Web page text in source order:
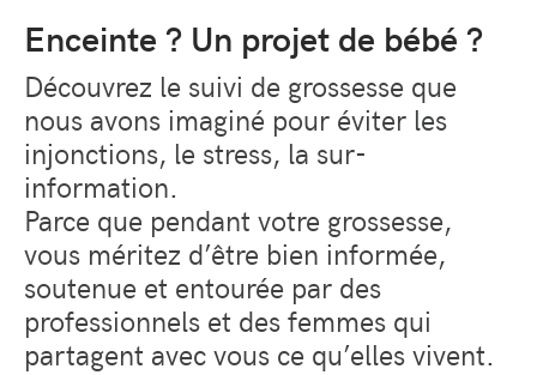
Enceinte ? Un projet de bébé ?
Découvrez le suivi de grossesse que
nous avons imaginé pour éviter les
injonctions, le stress, la sur-
information.
Parce que pendant votre grossesse,
vous méritez d’être bien informée,
soutenue et entourée par des
professionnels et des femmes qui
partagent avec vous ce qu’elles vivent.